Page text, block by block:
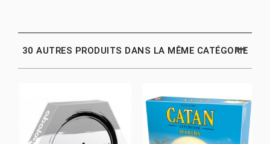
30 AUTRES PRODUITS DANS LA MÊME CATÉGORIE